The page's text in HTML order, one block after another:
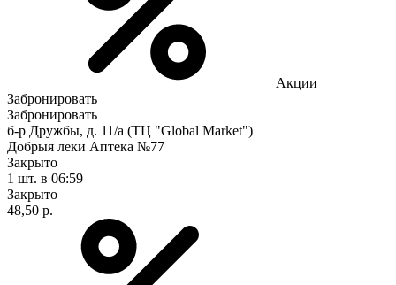
Акции
Забронировать
Забронировать
б-р Дружбы, д. 11/а (ТЦ "Global Market")
Добрыя леки Аптека №77
Закрыто
1 шт. в 06:59
Закрыто
48,50 р.